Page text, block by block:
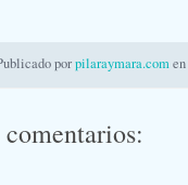
porpilaraymara.comen
comentarios: